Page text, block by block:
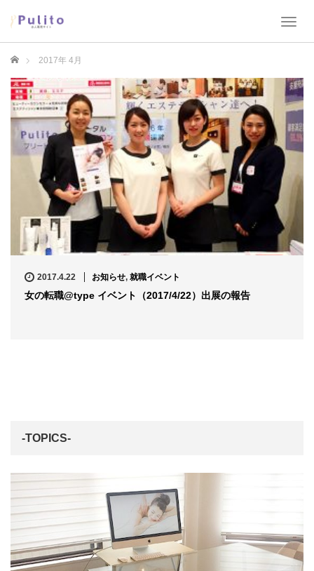
T
l
e
n
a
v
i
o
n
ホーム 2017年 4月
2017.4.22 お知らせ, 就職イベント
女の転職@type イベント（2017/4/22）出展の報告
-TOPICS-